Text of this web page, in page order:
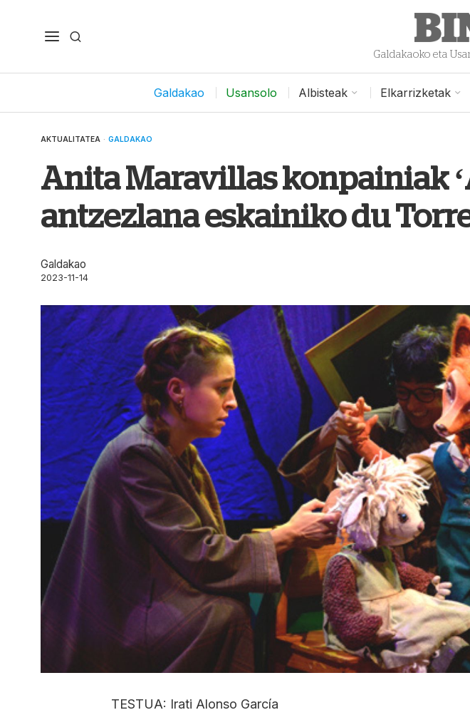
Galdakaoko eta
Galdakao Usansolo Albisteak Elkarrizketak
AKTUALITATEA · GALDAKAO
Anita Maravillas konpainiak
antzezlana eskainiko du
Galdakao
2023-11-14
TESTUA: Irati Alonso García